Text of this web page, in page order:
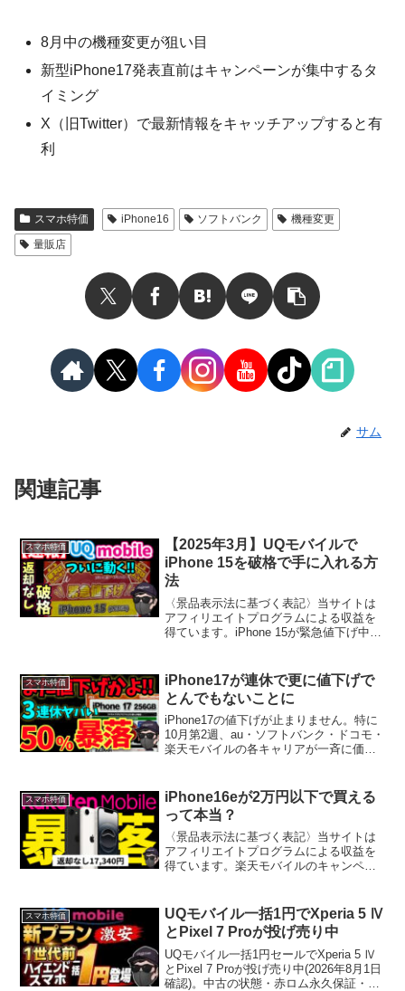
8月中の機種変更が狙い目
新型iPhone17発表直前はキャンペーンが集中するタ
イミング
X（旧Twitter）で最新情報をキャッチアップすると有
利
スマホ特価 iPhone16 ソフトバンク
機種変更
量販店
サム
関連記事
スマホ特価
【2025年3月】UQモバイルで
iPhone 15を破格で手に入れる方
法
〈景品表示法に基づく表記〉当サイトは
アフィリエイトプログラムによる収益を
得ています。iPhone 15が緊急値下げ中！
入も月々払いも特別価格になっていま
す。iP...
スマホ特価
iPhone17が連休で更に値下げで
とんでもないことに
iPhone17の値下げが止まりません。特に
10月第2週、au・ソフトバンク・ドコモ・
楽天モバイルの各キャリアが一斉に価格
社の値下げ内容や注意点を比較し、今ど
のキャ...
スマホ特価
iPhone16eが2万円以下で買える
って本当？
〈景品表示法に基づく表記〉当サイトは
アフィリエイトプログラムによる収益を
得ています。楽天モバイルのキャンペー
取りを併用すれば、想像以上の低価格
に。楽天モバイル...
スマホ特価
UQモバイル一括1円でXperia 5 Ⅳ
とPixel 7 Proが投げ売り中
UQモバイル一括1円セールでXperia 5 Ⅳ
とPixel 7 Proが投げ売り中(2026年8月1日
確認)。中古の状態・赤ロム永久保証・1